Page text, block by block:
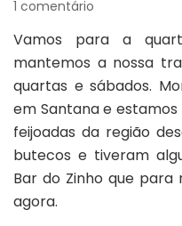
1 comentário
em
Julho,
mantemos
casa
Vamos para a
mantemos a nossa
quartas e sábados.
em Santana e
feijoadas da região
butecos e tiveram
Bar do Zinho que
agora.